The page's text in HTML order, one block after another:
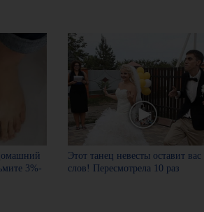
3%-
Этот танец невесты оставит вас
слов! Пересмотрела 10 раз